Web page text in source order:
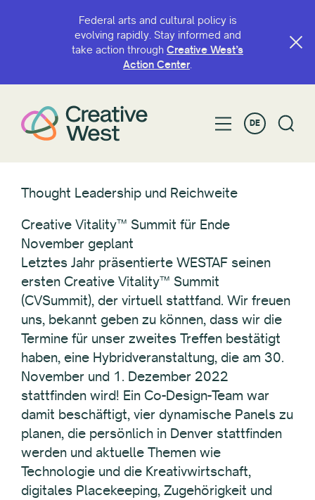
Federal arts and cultural policy is
evolving rapidly. Stay informed and
take action through Creative West’s
Action Center.
DE
Thought Leadership und Reichweite
Creative Vitality™ Summit für Ende
November geplant
Letztes Jahr präsentierte WESTAF seinen
ersten Creative Vitality™ Summit
(CVSummit), der virtuell stattfand. Wir freuen
uns, bekannt geben zu können, dass wir die
Termine für unser zweites Treffen bestätigt
haben, eine Hybridveranstaltung, die am 30.
November und 1. Dezember 2022
stattfinden wird! Ein Co-Design-Team war
damit beschäftigt, vier dynamische Panels zu
planen, die persönlich in Denver stattfinden
werden und aktuelle Themen wie
Technologie und die Kreativwirtschaft,
digitales Placekeeping, Zugehörigkeit und